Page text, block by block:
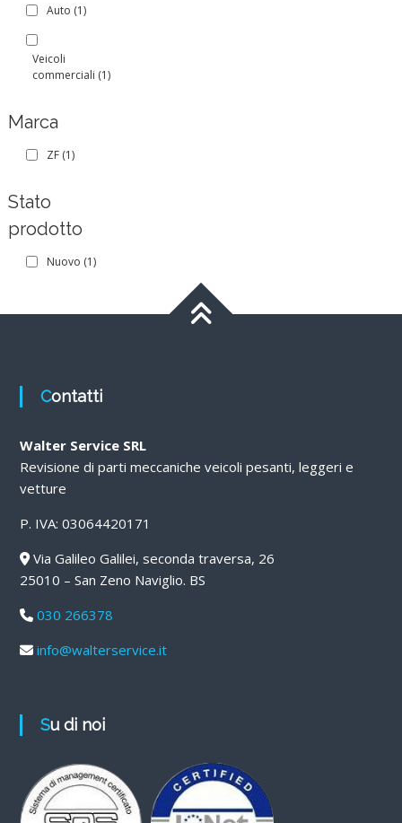
Auto (1)
Veicoli
commerciali (1)
Marca
ZF (1)
Stato
prodotto
Nuovo (1)
Contatti
Walter Service SRL
Revisione di parti meccaniche veicoli pesanti, leggeri e
vetture
P. IVA: 03064420171
Via Galileo Galilei, seconda traversa, 26
25010 – San Zeno Naviglio. BS
030 266378
info@walterservice.it
Su di noi